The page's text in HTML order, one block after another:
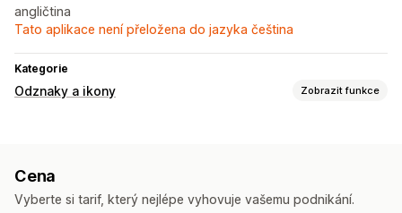
angličtina
Tato aplikace není přeložena do jazyka čeština
Kategorie
Odznaky a ikony Zobrazit funkce
Cena
Vyberte si tarif, který nejlépe vyhovuje vašemu podnikání.